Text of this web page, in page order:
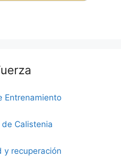
Entrenamiento
de Calistenia
y recuperación